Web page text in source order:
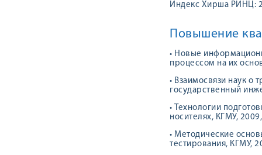
Индекс Хирша РИНЦ:
Повышение
• Новые
процессом на их
• Взаимосвязи наук о
государственный
• Технологии
носителях, КГМУ, 2009,
• Методические
тестирования, КГМУ,